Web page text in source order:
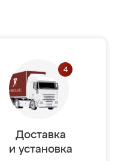
Доставка
и установка